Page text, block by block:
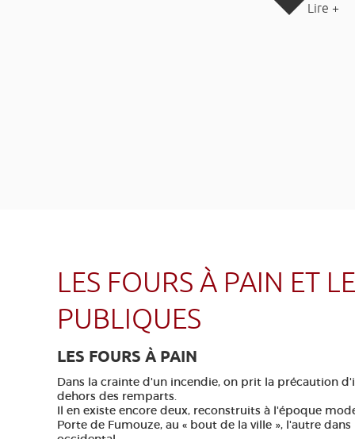
Lire +
LES FOURS À PAIN ET
PUBLIQUES
LES FOURS À PAIN
Dans la crainte d'un incendie, on prit la précaution
dehors des remparts.
Il en existe encore deux, reconstruits à l'époque
Porte de Fumouze, au « bout de la ville », l'autre